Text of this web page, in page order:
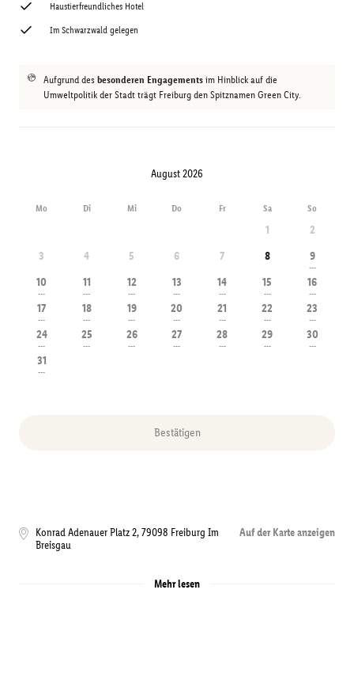
Haustierfreundliches Hotel
Im Schwarzwald gelegen
Aufgrund des besonderen Engagements im Hinblick auf die
Umweltpolitik der Stadt trägt Freiburg den Spitznamen Green City.
August 2026
Mo Di Mi Do Fr Sa So
1
2
3
4 5 6 7 8 9
---
10
---
11
---
12
---
13
---
14
---
15
---
16
---
17
---
18
---
19
---
20
---
21
---
22
---
23
---
24
---
25
---
26
---
27
---
28
---
29
---
30
---
31
---
Bestätigen
Konrad Adenauer Platz 2,79098 Freiburg Im
Breisgau
Auf der Karte anzeigen
Mehr lesen